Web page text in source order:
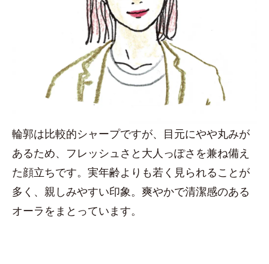
輪郭は比較的シャープですが、目元にやや丸みが
あるため、フレッシュさと大人っぽさを兼ね備え
た顔立ちです。実年齢よりも若く見られることが
多く、親しみやすい印象。爽やかで清潔感のある
オーラをまとっています。